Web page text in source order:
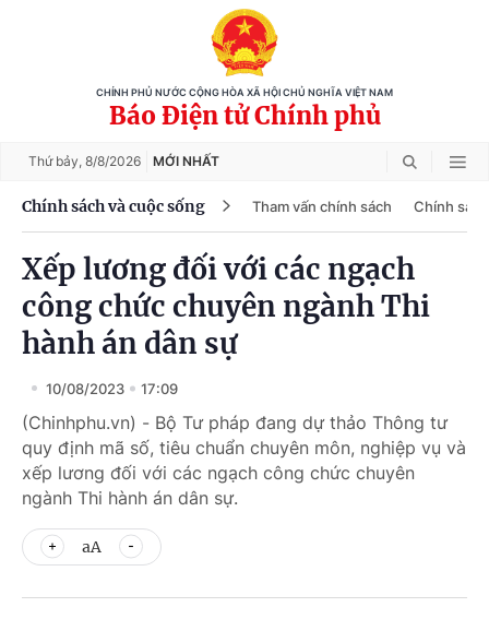
CHÍNH PHỦ NƯỚC CỘNG HÒA XÃ HỘI CHỦ NGHĨA VIỆT NAM
Báo Điện tử Chính phủ
Thứ bảy, 8/8/2026 MỚI NHẤT
Chính sách và cuộc sống Tham vấn chính sách Chính
Xếp lương đối với các ngạch
công chức chuyên ngành Thi
hành án dân sự
10/08/2023 17:09
(Chinhphu.vn) - Bộ Tư pháp đang dự thảo Thông tư
quy định mã số, tiêu chuẩn chuyên môn, nghiệp vụ và
xếp lương đối với các ngạch công chức chuyên
ngành Thi hành án dân sự.
aA